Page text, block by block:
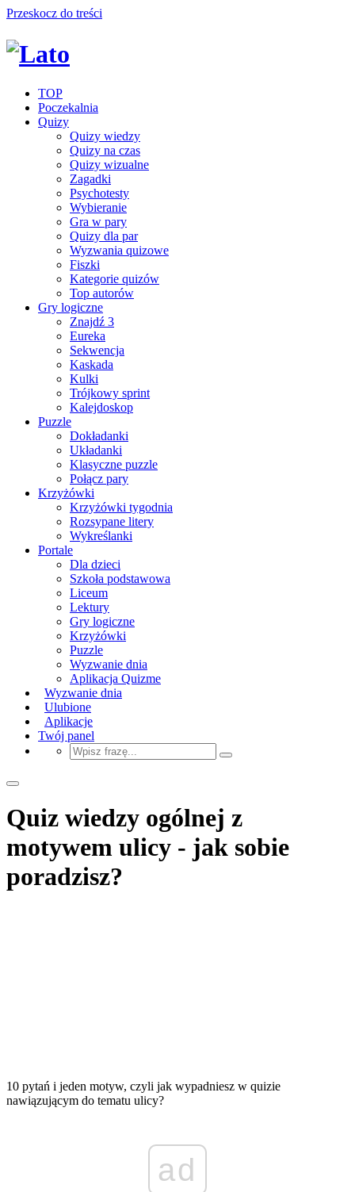
Przeskocz do treści
TOP
Poczekalnia
Quizy
Quizy wiedzy
Quizy na czas
Quizy wizualne
Zagadki
Psychotesty
Wybieranie
Gra w pary
Quizy dla par
Wyzwania quizowe
Fiszki
Kategorie quizów
Top autorów
Gry logiczne
Znajdź 3
Eureka
Sekwencja
Kaskada
Kulki
Trójkowy sprint
Kalejdoskop
Puzzle
Dokładanki
Układanki
Klasyczne puzzle
Połącz pary
Krzyżówki
Krzyżówki tygodnia
Rozsypane litery
Wykreślanki
Portale
Dla dzieci
Szkoła podstawowa
Liceum
Lektury
Gry logiczne
Krzyżówki
Puzzle
Wyzwanie dnia
Aplikacja Quizme
Wyzwanie dnia
Ulubione
Aplikacje
Twój panel
Quiz wiedzy ogólnej z
motywem ulicy - jak sobie
poradzisz?
10 pytań i jeden motyw, czyli jak wypadniesz w quizie
nawiązującym do tematu ulicy?
ad